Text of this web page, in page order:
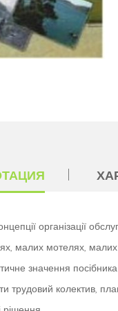
організації
малих мотелях,
значення
трудовий колектив,